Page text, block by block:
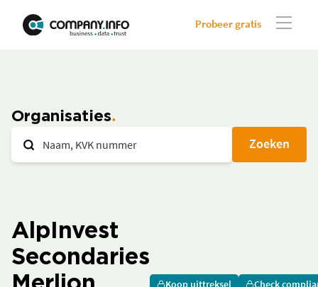
Probeer gratis
Organisaties
Zoeken
AlpInvest
Secondaries
Koop uittreksel Check